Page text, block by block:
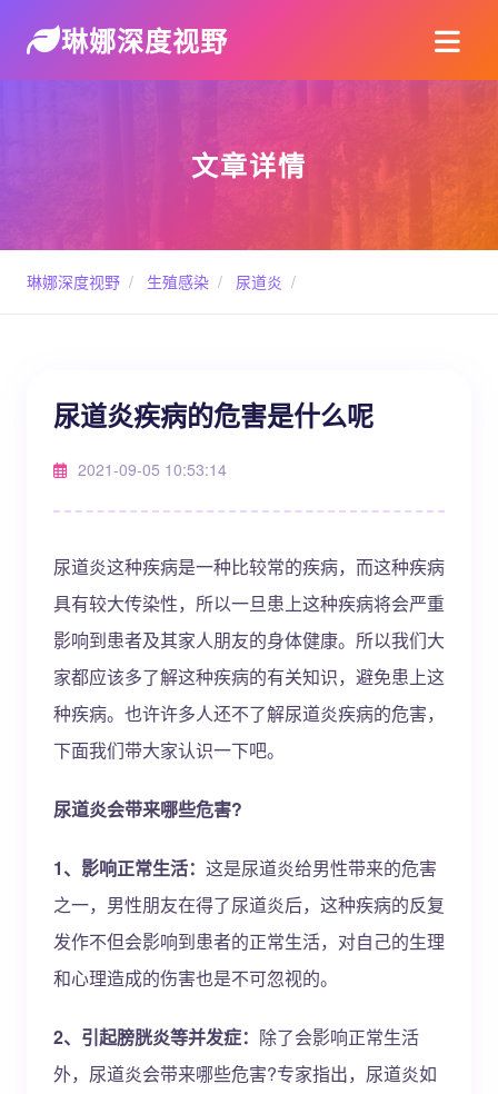
琳娜深度视野
文章详情
琳娜深度视野 / 生殖感染 / 尿道炎 /
尿道炎疾病的危害是什么呢
2021-09-05 10:53:14
尿道炎这种疾病是一种比较常的疾病，而这种疾病
具有较大传染性，所以一旦患上这种疾病将会严重
影响到患者及其家人朋友的身体健康。所以我们大
家都应该多了解这种疾病的有关知识，避免患上这
种疾病。也许许多人还不了解尿道炎疾病的危害，
下面我们带大家认识一下吧。
尿道炎会带来哪些危害?
1、影响正常生活： 这是尿道炎给男性带来的危害
之一，男性朋友在得了尿道炎后，这种疾病的反复
发作不但会影响到患者的正常生活，对自己的生理
和心理造成的伤害也是不可忽视的。
2、引起膀胱炎等并发症： 除了会影响正常生活
外，尿道炎会带来哪些危害?专家指出，尿道炎如